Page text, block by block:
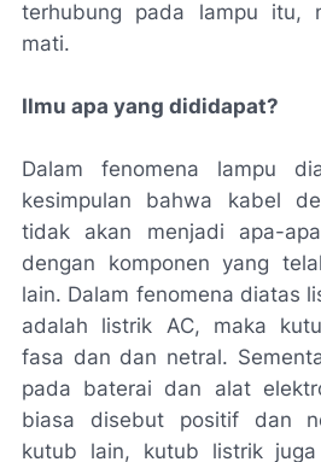
terhubung pada lampu itu,
mati.
Ilmu apa yang dididapat?
Dalam fenomena lampu
kesimpulan bahwa kabel
tidak akan menjadi apa-
dengan komponen yang
lain. Dalam fenomena diatas
adalah listrik AC, maka
fasa dan dan netral.
pada baterai dan alat
biasa disebut positif dan
kutub lain, kutub listrik